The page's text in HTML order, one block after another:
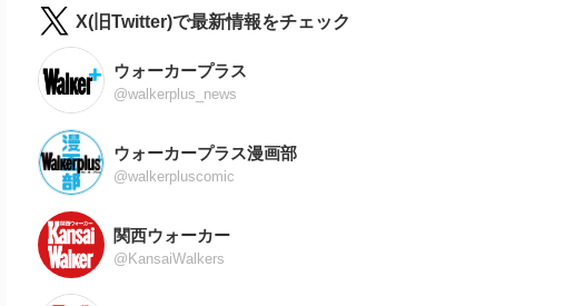
X(旧Twitter)で最新情報をチェック
ウォーカープラス
@walkerplus_news
ウォーカープラス漫画部
@walkerpluscomic
関西ウォーカー
@KansaiWalkers